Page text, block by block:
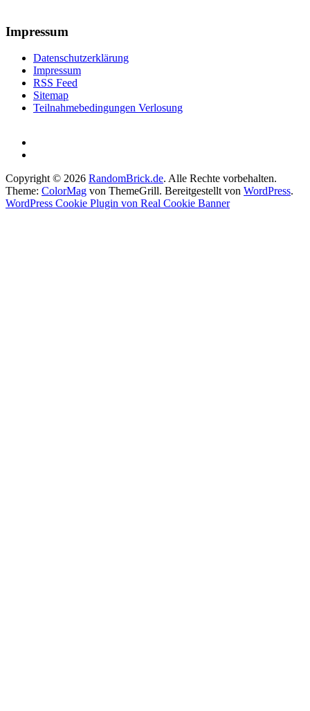
Impressum
Datenschutzerklärung
Impressum
RSS Feed
Sitemap
Teilnahmebedingungen Verlosung
Copyright © 2026 RandomBrick.de. Alle Rechte vorbehalten.
Theme: ColorMag von ThemeGrill. Bereitgestellt von WordPress.
WordPress Cookie Plugin von Real Cookie Banner